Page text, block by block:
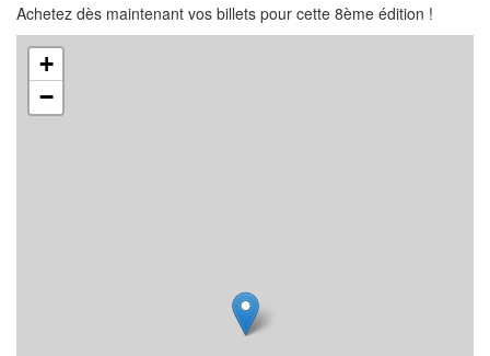
Achetez dès maintenant vos billets pour cette 8ème édition !
+
−